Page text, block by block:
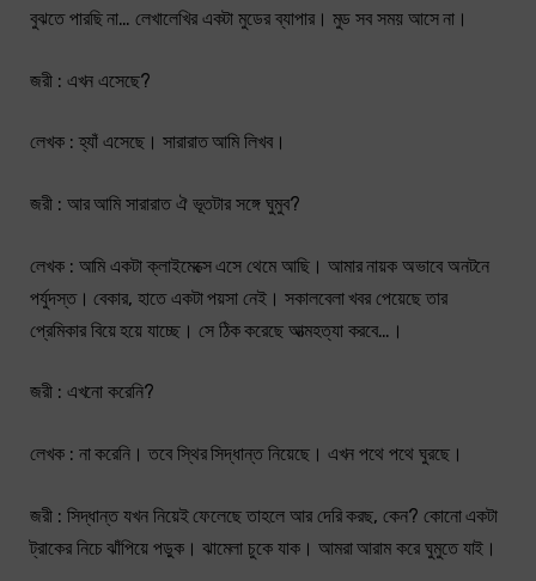
বুঝতে পারছি না… লেখালেখির একটা মুডের ব্যাপার। মুড সব সময় আসে না।
জরী : এখন এসেছে?
লেখক : হ্যাঁ এসেছে। সারারাত আমি লিখব।
জরী : আর আমি সারারাত ঐ ভূতটার সঙ্গে ঘুমুব?
লেখক : আমি একটা ক্লাইমেক্সে এসে থেমে আছি। আমার নায়ক অভাবে অনটনে
পর্যুদস্ত। বেকার, হাতে একটা পয়সা নেই। সকালবেলা খবর পেয়েছে তার
প্রেমিকার বিয়ে হয়ে যাচ্ছে। সে ঠিক করেছে আত্মহত্যা করবে…।
জরী : এখনো করেনি?
লেখক : না করেনি। তবে স্থির সিদ্ধান্ত নিয়েছে। এখন পথে পথে ঘুরছে।
জরী : সিদ্ধান্ত যখন নিয়েই ফেলেছে তাহলে আর দেরি করছ, কেন? কোনো একটা
ট্রাকের নিচে ঝাঁপিয়ে পড়ুক। ঝামেলা চুকে যাক। আমরা আরাম করে ঘুমুতে যাই।